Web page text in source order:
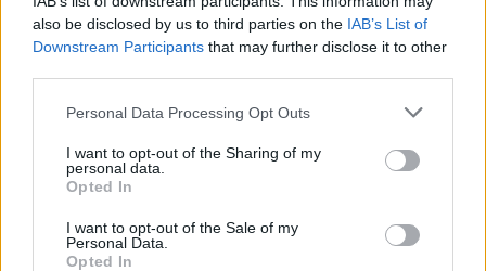
also be disclosed by us to third parties on the IAB’s List of
Downstream Participants that may further disclose it to other
Personal Data Processing Opt Outs
I want to opt-out of the Sharing of my
personal data.
Opted In
I want to opt-out of the Sale of my
Personal Data.
Opted In
Τόλης Λελεκίδης